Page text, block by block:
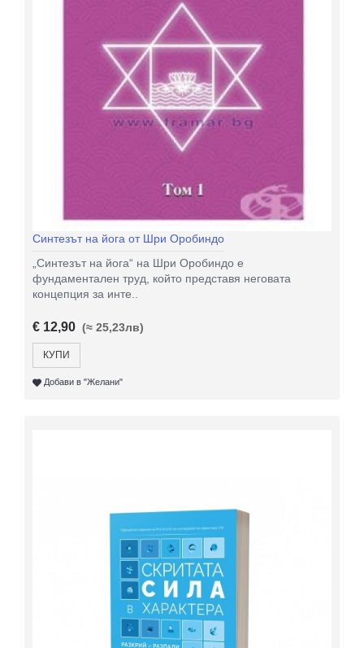
Синтезът на йога от Шри Оробиндо
„Синтезът на йога“ на Шри Оробиндо е
фундаментален труд, който представя неговата
концепция за инте..
€ 12,90 (≈ 25,23лв)
КУПИ
Добави в "Желани"